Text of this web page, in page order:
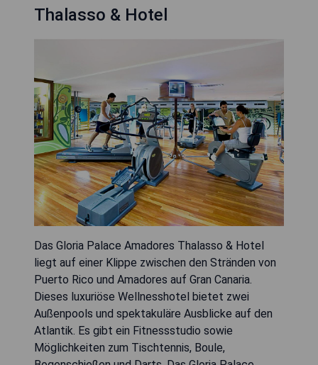
Thalasso & Hotel
Das Gloria Palace Amadores Thalasso & Hotel
liegt auf einer Klippe zwischen den Stränden von
Puerto Rico und Amadores auf Gran Canaria.
Dieses luxuriöse Wellnesshotel bietet zwei
Außenpools und spektakuläre Ausblicke auf den
Atlantik. Es gibt ein Fitnessstudio sowie
Möglichkeiten zum Tischtennis, Boule,